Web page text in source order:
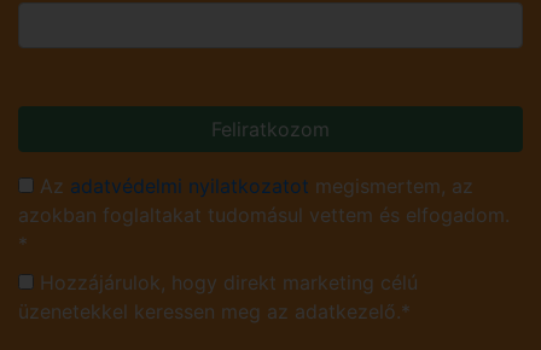
Feliratkozom
Az adatvédelmi nyilatkozatot megismertem, az
azokban foglaltakat tudomásul vettem és elfogadom.
*
Hozzájárulok, hogy direkt marketing célú
üzenetekkel keressen meg az adatkezelő.*